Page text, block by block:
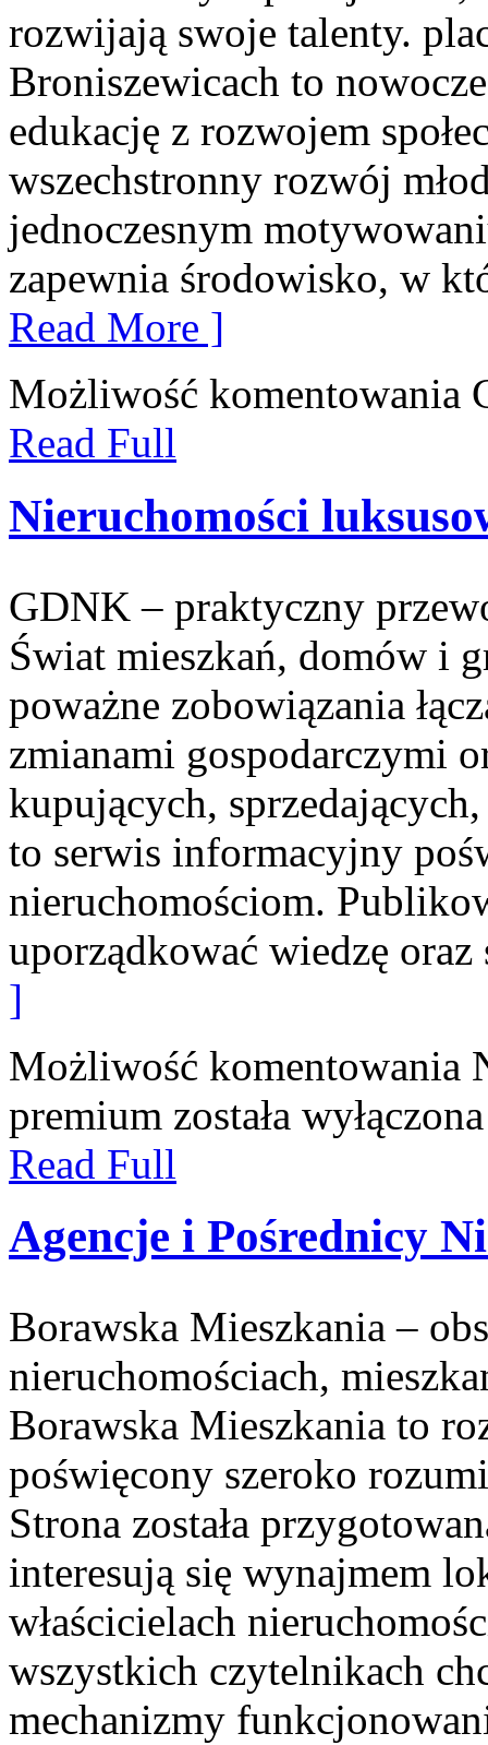
rozwijają swoje talenty.
Broniszewicach to
edukację z rozwojem
wszechstronny rozwój
jednoczesnym
zapewnia środowisko, w
Read More ]
Możliwość komentowania
Read Full
Nieruchomości
GDNK – praktyczny
Świat mieszkań, domów i
poważne zobowiązania
zmianami gospodarczymi
kupujących,
to serwis informacyjny
nieruchomościom.
uporządkować wiedzę oraz
]
Możliwość komentowania
premium została wyłączona
Read Full
Agencje i Pośrednicy
Borawska Mieszkania –
nieruchomościach,
Borawska Mieszkania to
poświęcony szeroko
Strona została
interesują się wynajmem
właścicielach
wszystkich czytelnikach
mechanizmy